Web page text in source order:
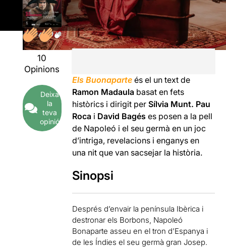
10
Opinions
Deixa
la
teva
opinió
Els Buonaparte és el un text de
Ramon Madaula basat en fets
històrics i dirigit perSílvia Munt. Pau
Roca i David Bagéses posen a la pell
de Napoleó i el seu germà en un joc
d’intriga, revelacions i enganys en
una nit que van sacsejar la història.
Sinopsi
Després d’envair la península Ibèrica i
destronar els Borbons, Napoleó
Bonaparte asseu en el tron d’Espanya i
de les Índies el seu germà gran Josep.